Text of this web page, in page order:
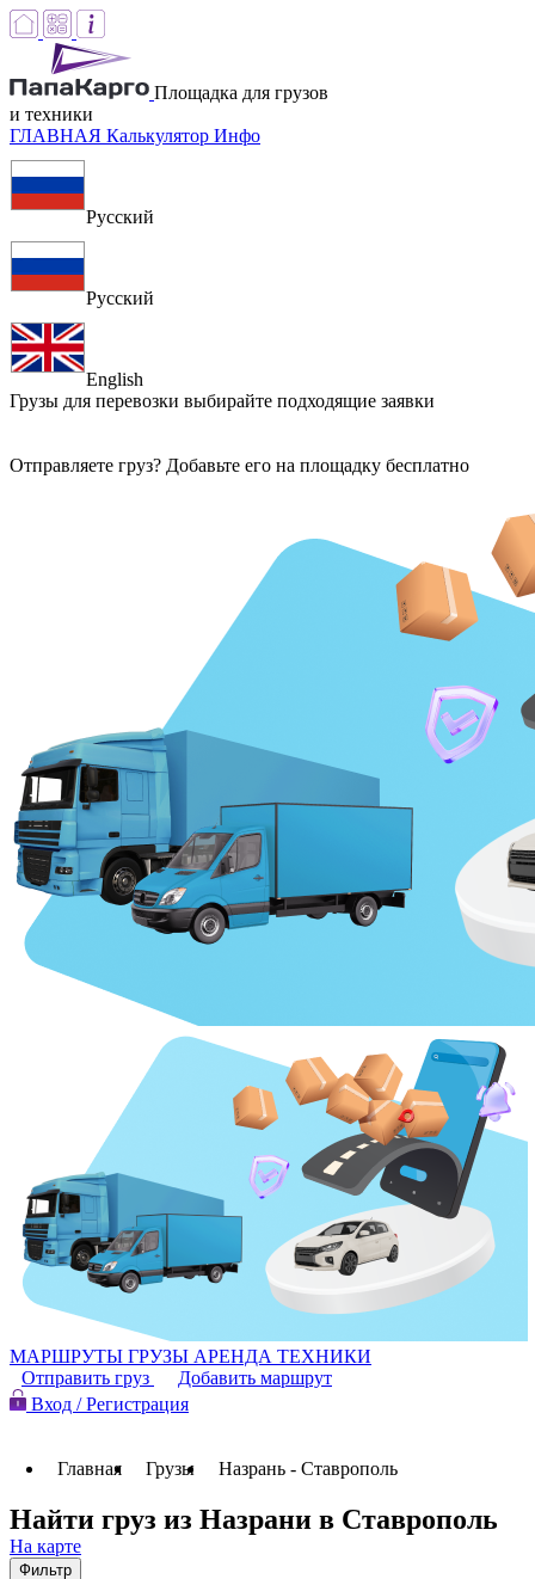
Площадка для грузов
и техники
ГЛАВНАЯ Калькулятор Инфо
Русский
Русский
English
Грузы для перевозки выбирайте подходящие заявки
Отправляете груз? Добавьте его на площадку бесплатно
МАРШРУТЫ ГРУЗЫ АРЕНДА ТЕХНИКИ
Отправить груз
Добавить маршрут
Вход / Регистрация
Главная Грузы Назрань - Ставрополь
Найти груз из Назрани в Ставрополь
На карте
Фильтр